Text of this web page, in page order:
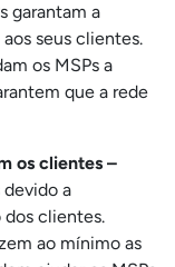
garantam a
seus clientes.
os MSPs a
que a rede
os clientes –
devido a
dos clientes.
ao mínimo as